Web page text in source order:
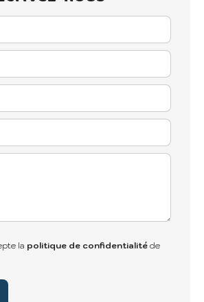
la politique de confidentialitéde